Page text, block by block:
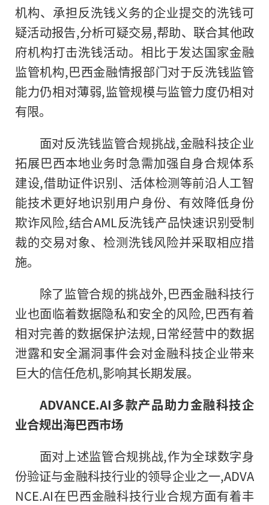
机构、承担反洗钱义务的企业提交的洗钱可
疑活动报告,分析可疑交易,帮助、联合其他政
府机构打击洗钱活动。相比于发达国家金融
监管机构,巴西金融情报部门对于反洗钱监管
能力仍相对薄弱,监管规模与监管力度仍相对
有限。
面对反洗钱监管合规挑战,金融科技企业
拓展巴西本地业务时急需加强自身合规体系
建设,借助证件识别、活体检测等前沿人工智
能技术更好地识别用户身份、有效降低身份
欺诈风险,结合AML反洗钱产品快速识别受制
裁的交易对象、检测洗钱风险并采取相应措
施。
除了监管合规的挑战外,巴西金融科技行
业也面临着数据隐私和安全的风险,巴西有着
相对完善的数据保护法规,日常经营中的数据
泄露和安全漏洞事件会对金融科技企业带来
巨大的信任危机,影响其长期发展。
ADVANCE.AI多款产品助力金融科技企
业合规出海巴西市场
面对上述监管合规挑战,作为全球数字身
份验证与金融科技行业的领导企业之一,ADVA
NCE.AI在巴西金融科技行业合规方面有着丰